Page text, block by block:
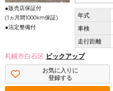
●販売店保証付
(1ヵ月間1000km保証)
●法定整備付
札幌市白石区 ピックアップ
お気に入りに
登録する